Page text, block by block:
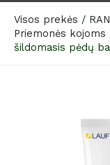
Visos prekės /
Priemonės kojoms
šildomasis pėdų